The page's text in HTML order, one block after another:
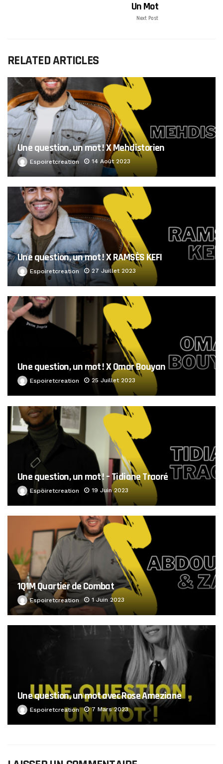
Un Mot
Next Post
RELATED ARTICLES
Une question, un mot ! X Mehdistorien
Espoiretcreation 14 Août 2023
Une question, un mot ! X RAMSÈS KEFI
Espoiretcreation 27 Juillet 2023
Une question, un mot ! X Omar Bouyan
Espoiretcreation 25 Juillet 2023
Une question, un mot ! – Tidiane Traoré
Espoiretcreation 19 Juin 2023
1Q1M Quartier de Combat
Espoiretcreation 1 Juin 2023
Une question, un mot avec Rose Ameziane
Espoiretcreation 7 Mars 2023